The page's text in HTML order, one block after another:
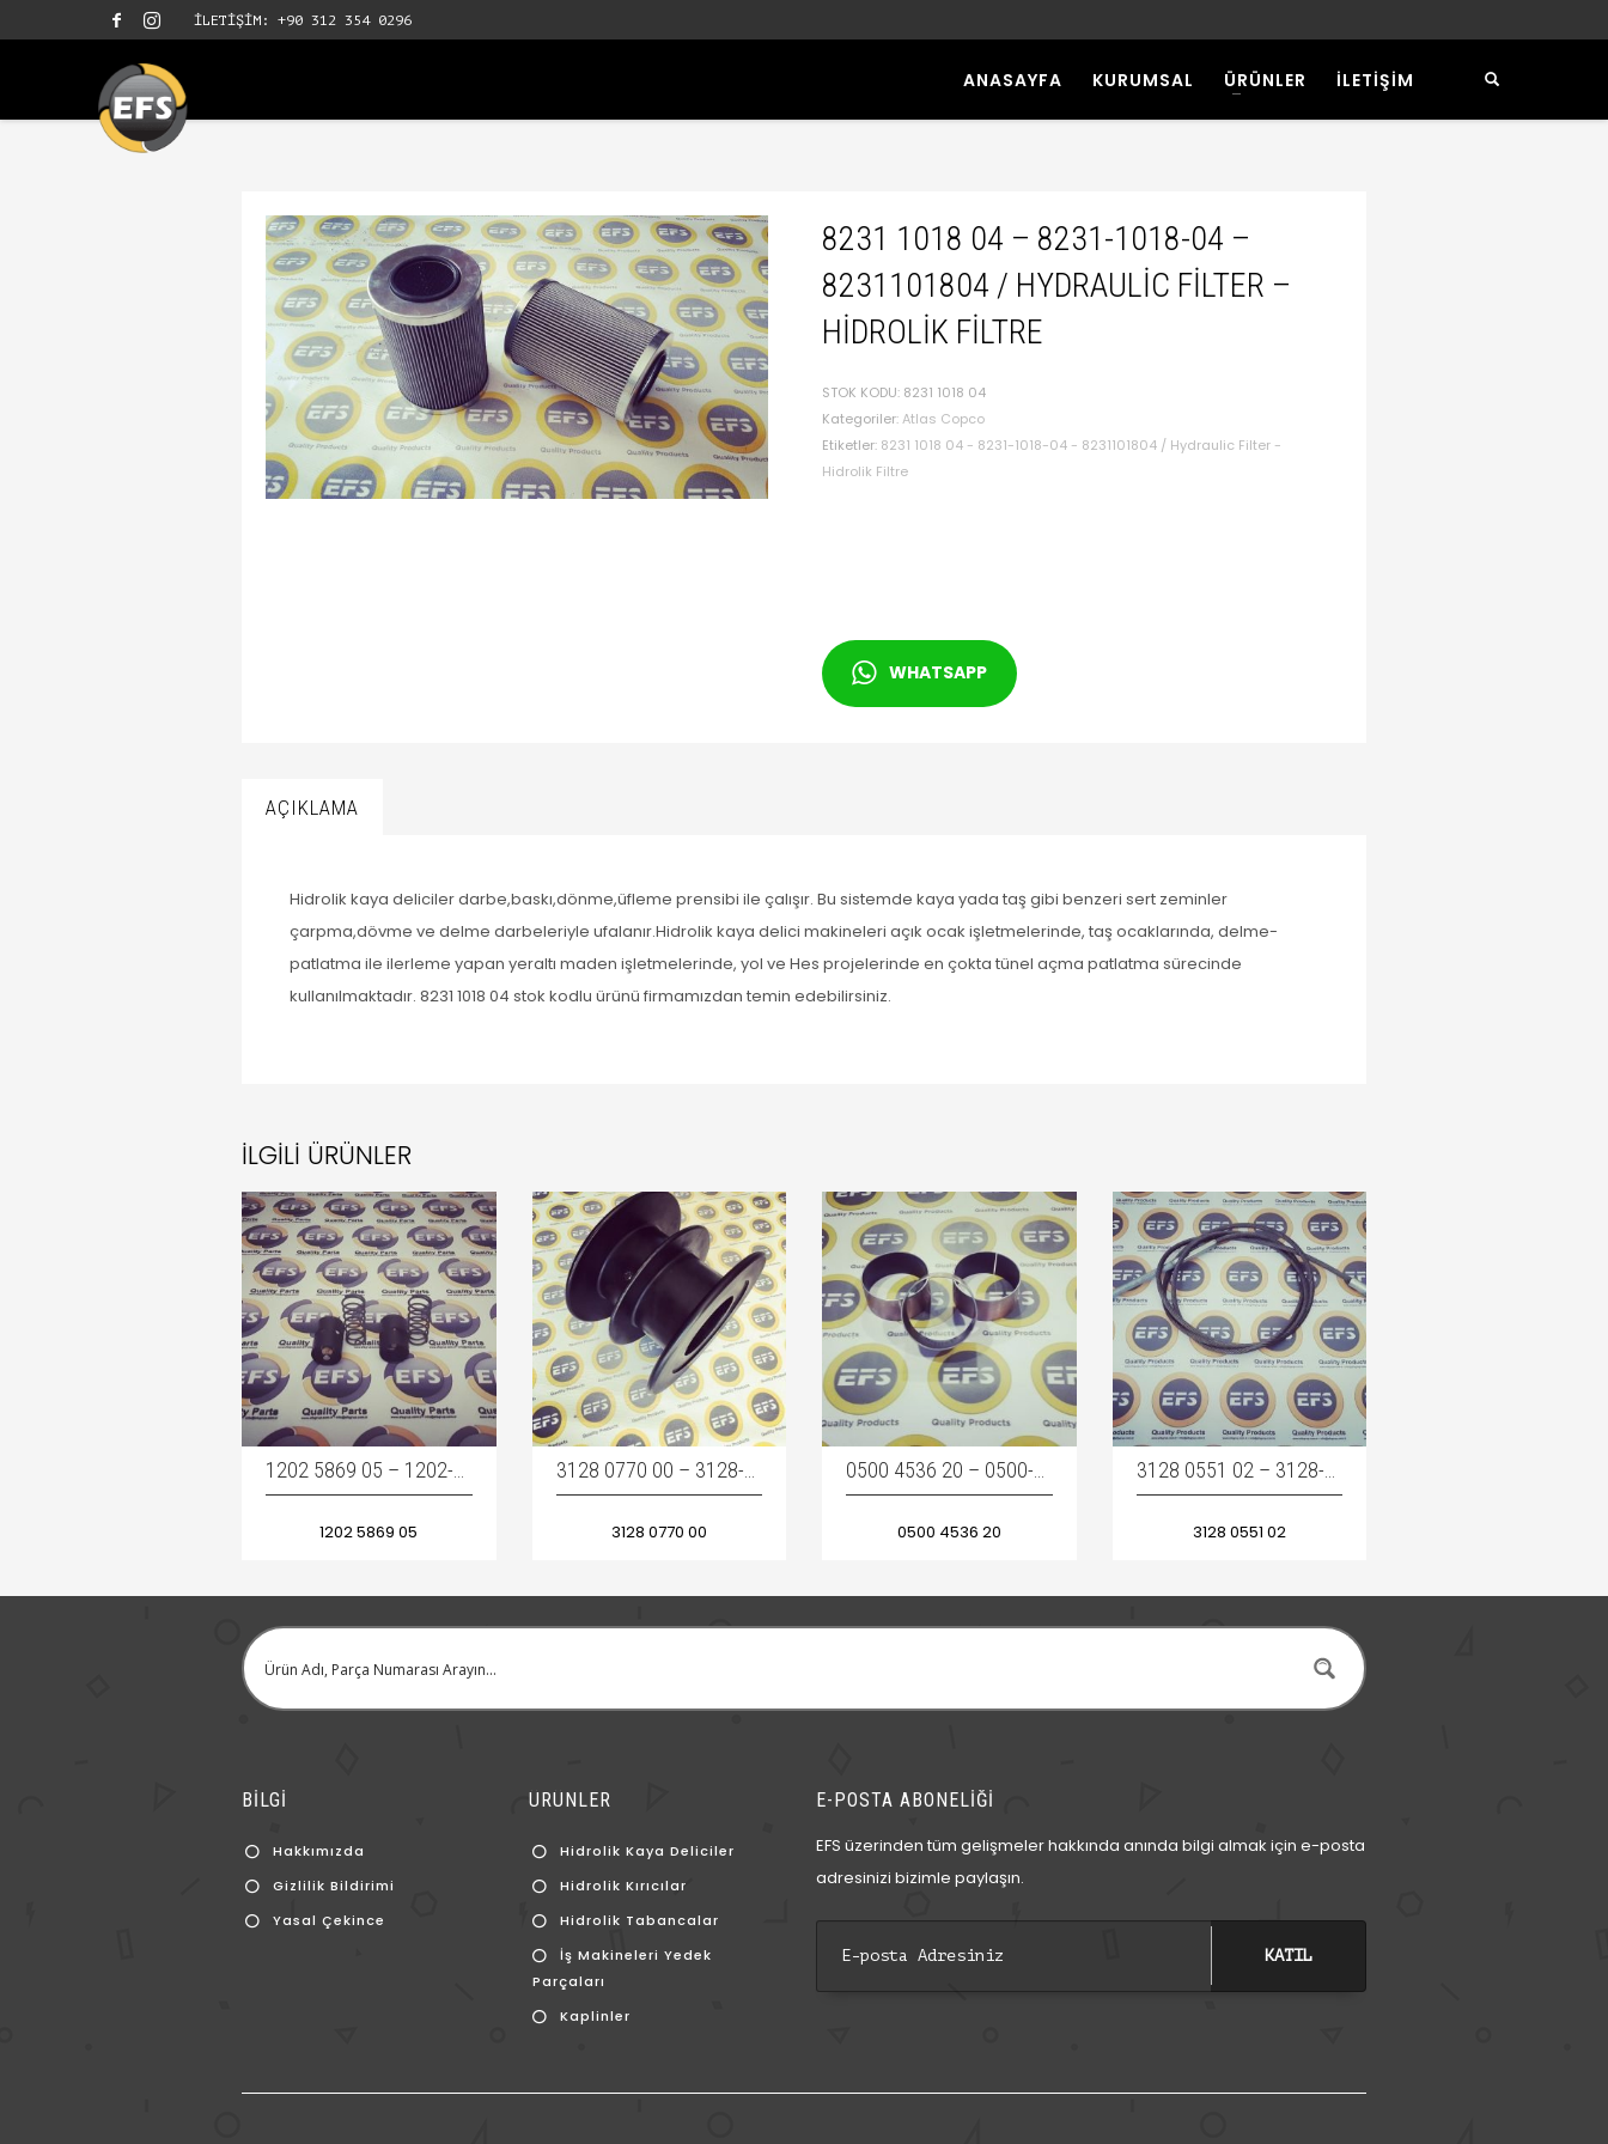
İLETİŞİM: +90 312 354 0296
ANASAYFA KURUMSAL ÜRÜNLER İLETİŞİM
8231 1018 04 – 8231-1018-04 –
8231101804 / HYDRAULIC FILTER –
HIDROLIK FILTRE
STOK KODU: 8231 1018 04
Kategoriler:Atlas Copco
Etiketler: 8231 1018 04 - 8231-1018-04 - 8231101804 / Hydraulic Filter -
Hidrolik Filtre
WHATSAPP
AÇIKLAMA
Hidrolik kaya deliciler darbe,baskı,dönme,üfleme prensibi ile çalışır. Bu sistemde kaya yada taş gibi benzeri sert zeminler
çarpma,dövme ve delme darbeleriyle ufalanır.Hidrolik kaya delici makineleri açık ocak işletmelerinde, taş ocaklarında, delme-
patlatma ile ilerleme yapan yeraltı maden işletmelerinde, yol ve Hes projelerinde en çokta tünel açma patlatma sürecinde
kullanılmaktadır. 8231 1018 04 stok kodlu ürünü firmamızdan temin edebilirsiniz.
İLGILI ÜRÜNLER
1202 5869 05 3128 0770 00 0500 4536 20 3128 0551 02
BİLGİ
Hakkımızda
Gizlilik Bildirimi
Yasal Çekince
ÜRÜNLER
Hidrolik Kaya Deliciler
Hidrolik Kırıcılar
Hidrolik Tabancalar
İş Makineleri Yedek
Parçaları
Kaplinler
E-POSTA ABONELİĞİ
EFS üzerinden tüm gelişmeler hakkında anında bilgi almak için e-posta
adresinizi bizimle paylaşın.
KATIL